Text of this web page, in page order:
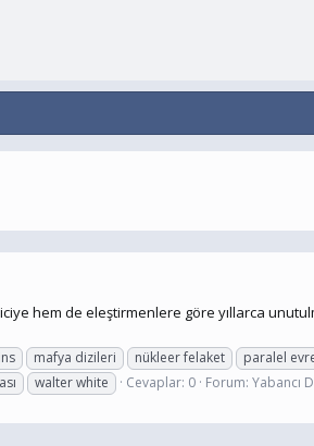
hem de eleştirmenlere göre yıllarca
mafya dizileri nükleer felaket paralel
walter white Cevaplar: 0 Forum: Yabancı